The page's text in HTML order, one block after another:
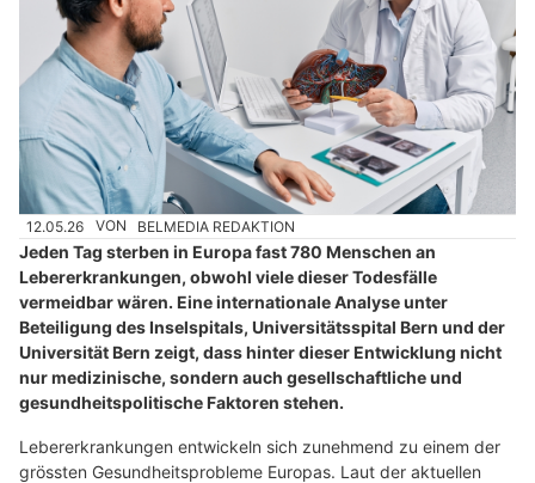
12.05.26 VON BELMEDIA REDAKTION
Jeden Tag sterben in Europa fast 780 Menschen an
Lebererkrankungen, obwohl viele dieser Todesfälle
vermeidbar wären. Eine internationale Analyse unter
Beteiligung des Inselspitals, Universitätsspital Bern und der
Universität Bern zeigt, dass hinter dieser Entwicklung nicht
nur medizinische, sondern auch gesellschaftliche und
gesundheitspolitische Faktoren stehen.
Lebererkrankungen entwickeln sich zunehmend zu einem der
grössten Gesundheitsprobleme Europas. Laut der aktuellen